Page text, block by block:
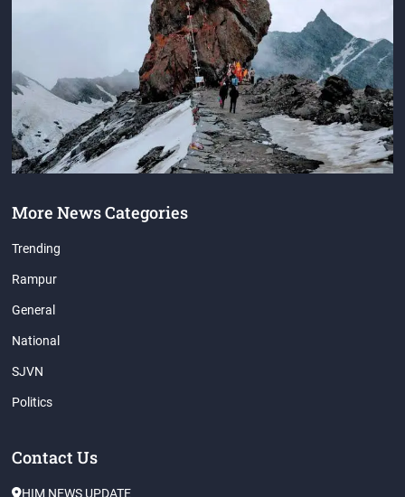
More News Categories
Trending
Rampur
General
National
SJVN
Politics
Contact Us
HIM NEWS UPDATE